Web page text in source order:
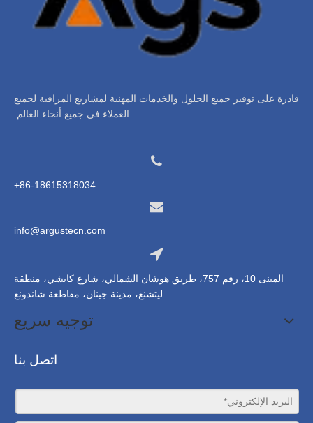
قادرة على توفير جميع الحلول والخدمات المهنية لمشاريع المراقبة لجميع
العملاء في جميع أنحاء العالم.
info@argustecn.com
المبنى 10، رقم 757، طريق هوشان الشمالي، شارع كايشي، منطقة
ليتشنغ، مدينة جينان، مقاطعة شاندونغ
توجيه سريع
اتصل بنا